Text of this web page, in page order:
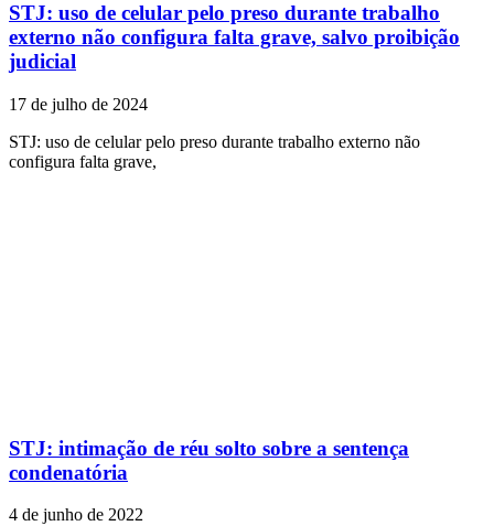
STJ: uso de celular pelo preso durante trabalho
externo não configura falta grave, salvo proibição
judicial
17 de julho de 2024
STJ: uso de celular pelo preso durante trabalho externo não
configura falta grave,
STJ: intimação de réu solto sobre a sentença
condenatória
4 de junho de 2022